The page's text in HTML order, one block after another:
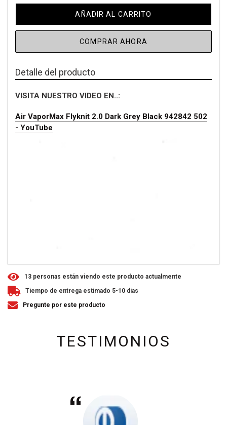
AÑADIR AL CARRITO
COMPRAR AHORA
Detalle del producto
VISITA NUESTRO VIDEO EN..:
Air VaporMax Flyknit 2.0 Dark Grey Black 942842 502
- YouTube
1 3 personas están viendo este producto actualmente
Tiempo de entrega estimado 5-10 dias
Pregunte por este producto
TESTIMONIOS